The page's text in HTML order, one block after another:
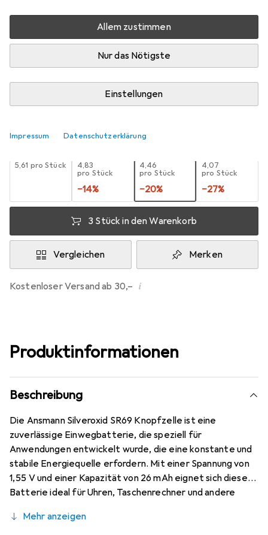
Allem zustimmen
Nur das Nötigste
Einstellungen
Impressum Datenschutzerklärung
Bewertungen
Zwischen Do, 13.8. und Sa, 15.8. geliefert
Mehr als 10 Stück an Lager beim Lieferanten
EUR
5,61 pro Stück
EUR
4,83
pro Stück
−14%
EUR
4,46
pro Stück
−20%
EUR
4,07
pro Stück
−27%
3 Stück in den Warenkorb
Vergleichen Merken
Kostenloser Versand ab 30,– i
Produktinformationen
Beschreibung
Die Ansmann Silveroxid SR69 Knopfzelle ist eine
zuverlässige Einwegbatterie, die speziell für
Anwendungen entwickelt wurde, die eine konstante und
stabile Energiequelle erfordern. Mit einer Spannung von
1,55 V und einer Kapazität von 26 mAh eignet sich diese
Batterie ideal für Uhren, Taschenrechner und andere
einem Durchmesser von 10 mm und einer Höhe von 2 mm
Mehr anzeigen